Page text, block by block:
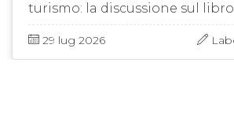
turismo: la discussione sul libro
non fa rumore”, il progetto di
Alte Valli e la …
29 lug 2026